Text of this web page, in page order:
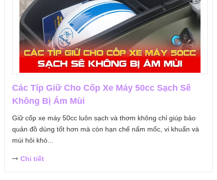
Các Típ Giữ Cho Cốp Xe Máy 50cc Sạch Sẽ
Không Bị Ám Mùi
Giữ cốp xe máy 50cc luôn sạch và thơm không chỉ giúp bảo
quản đồ dùng tốt hơn mà còn hạn chế nấm mốc, vi khuẩn và
mùi hôi khó...
Chi tiết